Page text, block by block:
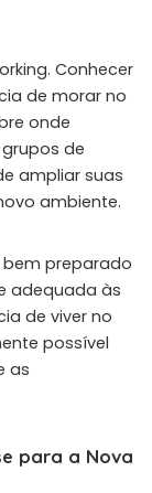
Conhecer
de morar no
onde
de
ampliar suas
ambiente.
bem preparado
adequada às
de viver no
possível
as
para a Nova